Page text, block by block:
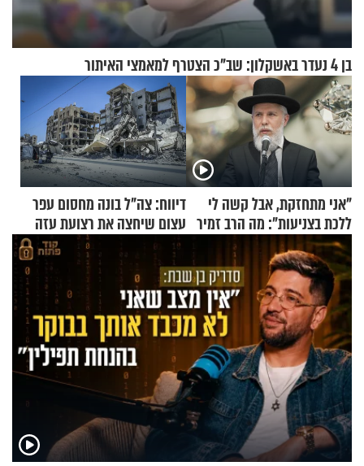
בן 4 נעדר באשקלון: שב"כ הצטרף למאמצי האיתור
"אני מתחזקת, אבל קשה לי
ללכת בצניעות": מה הרב זמיר
כהן המליץ לה לעשות?
דיווח: צה"ל בונה מחסום עפר
עצום שיחצה את רצועת עזה
לשניים